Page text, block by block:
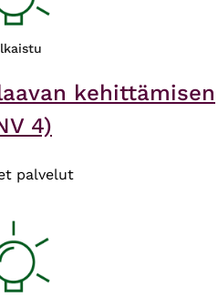
kehittämisen
4)
palvelut